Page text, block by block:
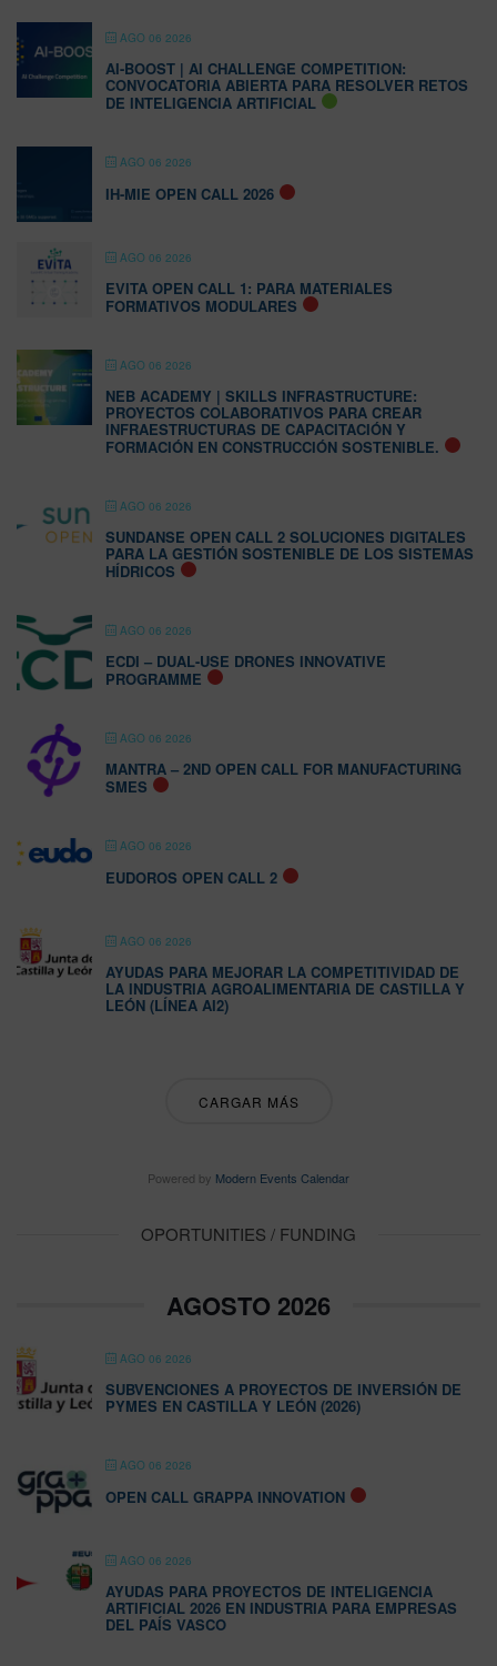
AGO 06 2026
AI-BOOST | AI CHALLENGE COMPETITION:
CONVOCATORIA ABIERTA PARA RESOLVER RETOS
DE INTELIGENCIA ARTIFICIAL
AGO 06 2026
IH-MIE OPEN CALL 2026
AGO 06 2026
EVITA OPEN CALL 1: PARA MATERIALES
FORMATIVOS MODULARES
AGO 06 2026
NEB ACADEMY | SKILLS INFRASTRUCTURE:
PROYECTOS COLABORATIVOS PARA CREAR
INFRAESTRUCTURAS DE CAPACITACIÓN Y
FORMACIÓN EN CONSTRUCCIÓN SOSTENIBLE.
AGO 06 2026
SUNDANSE OPEN CALL 2 SOLUCIONES DIGITALES
PARA LA GESTIÓN SOSTENIBLE DE LOS SISTEMAS
HÍDRICOS
AGO 06 2026
ECDI – DUAL-USE DRONES INNOVATIVE
PROGRAMME
AGO 06 2026
MANTRA – 2ND OPEN CALL FOR MANUFACTURING
SMES
AGO 06 2026
EUDOROS OPEN CALL 2
AGO 06 2026
AYUDAS PARA MEJORAR LA COMPETITIVIDAD DE
LA INDUSTRIA AGROALIMENTARIA DE CASTILLA Y
LEÓN (LÍNEA AI2)
CARGAR MÁS
Powered by Modern Events Calendar
OPORTUNITIES / FUNDING
AGOSTO 2026
AGO 06 2026
SUBVENCIONES A PROYECTOS DE INVERSIÓN DE
PYMES EN CASTILLA Y LEÓN (2026)
AGO 06 2026
OPEN CALL GRAPPA INNOVATION
AGO 06 2026
AYUDAS PARA PROYECTOS DE INTELIGENCIA
ARTIFICIAL 2026 EN INDUSTRIA PARA EMPRESAS
DEL PAÍS VASCO